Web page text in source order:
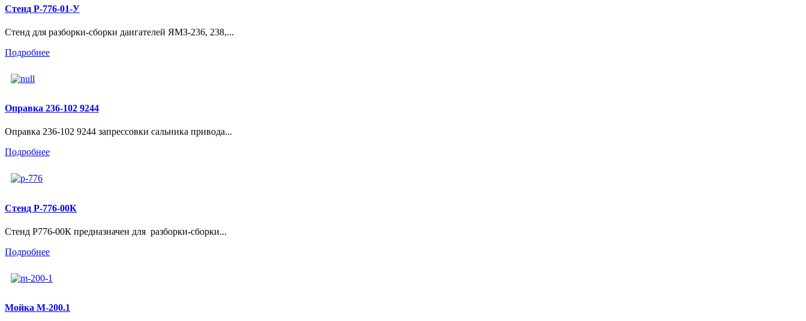
Стенд Р-776-01-У
Стенд для разборки-сборки даигателей ЯМЗ-236, 238,...
Подробнее
Оправка 236-102 9244
Оправка 236-102 9244 запрессовки сальника привода...
Подробнее
Стенд Р-776-00К
Стенд Р776-00К предназначен для разборки-сборки...
Подробнее
Мойка М-200.1